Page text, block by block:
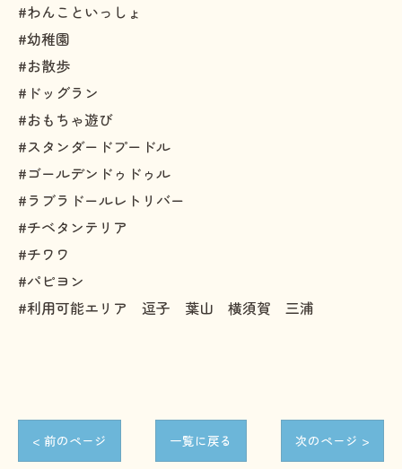
#わんこといっしょ
#幼稚園
#お散歩
#ドッグラン
#おもちゃ遊び
#スタンダードプードル
#ゴールデンドゥドゥル
#ラブラドールレトリバー
#チベタンテリア
#チワワ
#パピヨン
#利用可能エリア 逗子 葉山 横須賀 三浦
< 前のページ 一覧に戻る 次のページ >